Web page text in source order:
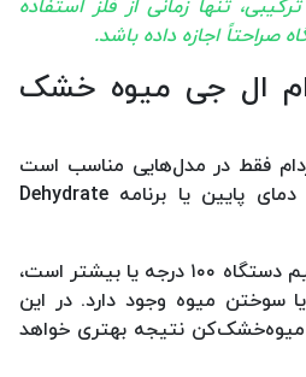
اجازه داده باشد.
ال جی میوه خشک
فقط در مدل‌هایی مناسب است
که حالت Convection با دمای پایین یا برنامه Dehydrate
اگر کمترین دمای قابل تنظیم دستگاه ۱۰۰ درجه یا بیشتر است،
سوختن میوه وجود دارد. در این
میوه‌خشک‌کن نتیجه بهتری خواهد